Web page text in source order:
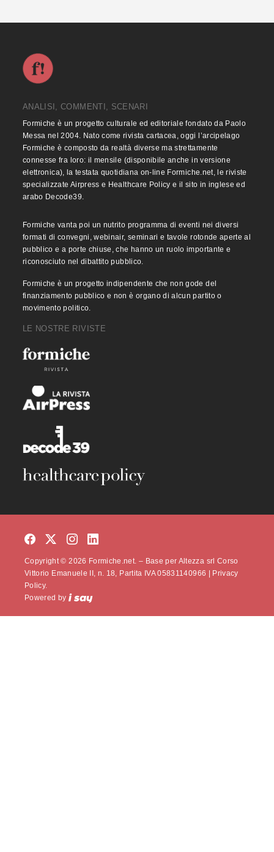
ANALISI, COMMENTI, SCENARI
Formiche è un progetto culturale ed editoriale fondato da Paolo
Messa nel 2004. Nato come rivista cartacea, oggi l’arcipelago
Formiche è composto da realtà diverse ma strettamente
connesse fra loro: il mensile (disponibile anche in versione
elettronica), la testata quotidiana on-line Formiche.net, le riviste
specializzate Airpress e Healthcare Policy e il sito in inglese ed
arabo Decode39.
Formiche vanta poi un nutrito programma di eventi nei diversi
formati di convegni, webinair, seminari e tavole rotonde aperte al
pubblico e a porte chiuse, che hanno un ruolo importante e
riconosciuto nel dibattito pubblico.
Formiche è un progetto indipendente che non gode del
finanziamento pubblico e non è organo di alcun partito o
movimento politico.
LE NOSTRE RIVISTE
Copyright © 2026 Formiche.net. – Base per Altezza srl Corso
Vittorio Emanuele II, n. 18, Partita IVA 05831140966 |
Privacy
Policy.
Powered by